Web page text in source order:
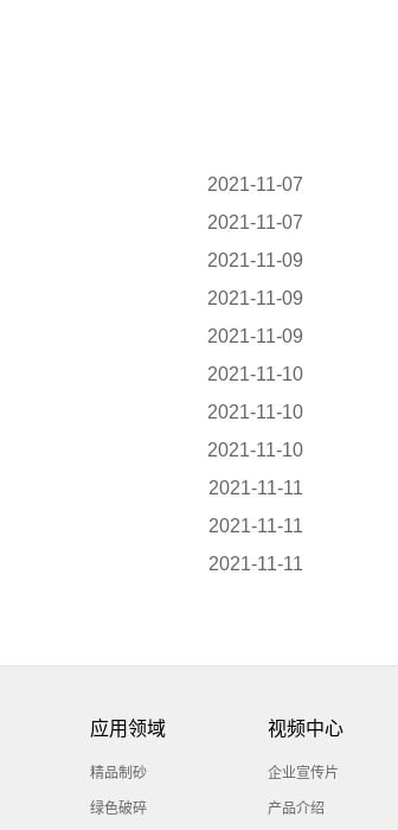
2021-11-07
2021-11-07
2021-11-09
2021-11-09
2021-11-09
2021-11-10
2021-11-10
2021-11-10
2021-11-11
2021-11-11
2021-11-11
应用领域
精品制砂
绿色破碎
视频中心
企业宣传片
产品介绍